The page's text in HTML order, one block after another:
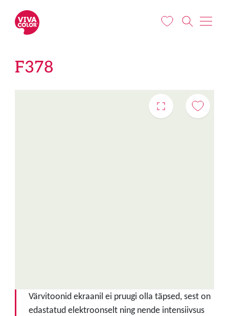
F378
Värvitoonid ekraanil ei pruugi olla täpsed, sest on
edastatud elektroonselt ning nende intensiivsus